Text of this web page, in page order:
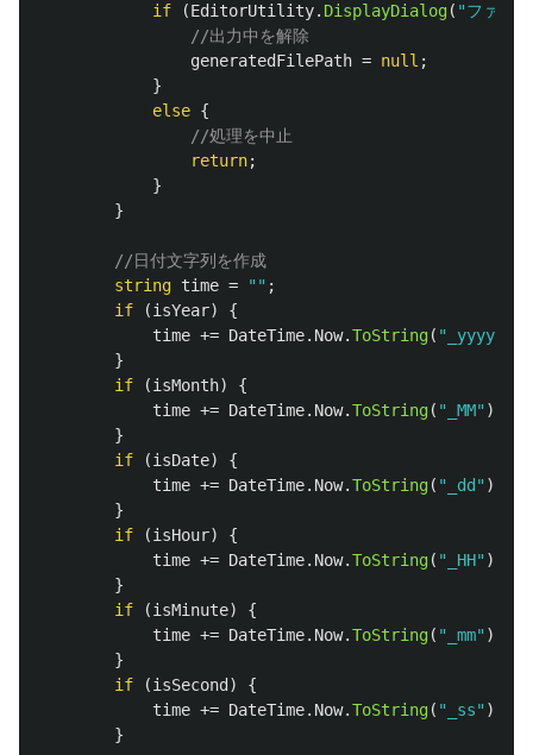
if
(EditorUtility. DisplayDialog( "ファイ
//出力中を解除
generatedFilePath = null ;
}
else {
//処理を中止
return;
}
}
//日付文字列を作成
string time = "" ;
if
(isYear)
{
time += DateTime. Now.ToString( "_yyyy"
}
if
(isMonth)
{
time += DateTime. Now.ToString( "_MM" );
}
if
(isDate)
{
time += DateTime. Now.ToString( "_dd" );
}
if
(isHour)
{
time += DateTime. Now.ToString( "_HH" );
}
if
(isMinute)
{
time += DateTime. Now.ToString( "_mm" );
}
if
(isSecond )
{
time += DateTime. Now.ToString( "_ss" );
}